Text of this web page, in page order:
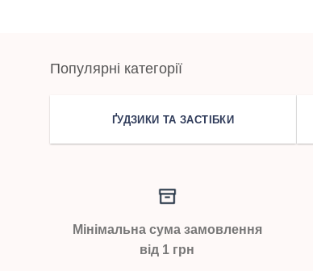
Популярні категорії
ҐУДЗИКИ ТА ЗАСТІБКИ
Мінімальна сума замовлення
від 1 грн